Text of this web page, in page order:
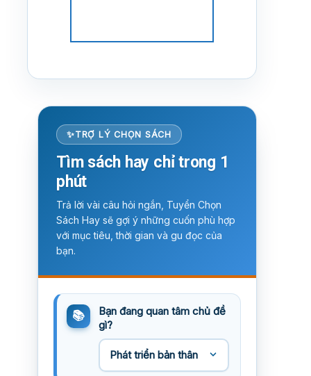
TRỢ LÝ CHỌN SÁCH
Tìm sách hay chỉ trong 1
phút
Trả lời vài câu hỏi ngắn, Tuyển Chọn
Sách Hay sẽ gợi ý những cuốn phù hợp
với mục tiêu, thời gian và gu đọc của
bạn.
Bạn đang quan tâm chủ đề
gì?